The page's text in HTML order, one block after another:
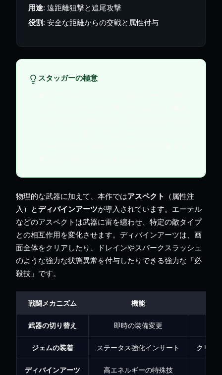
用途: 遠距離狙撃と追尾攻撃
役割: 安全な距離からの交戦と属性付与
スタッガーの極意
物理的な武器に加えて、本作ではアスペクト （属性注
入）とディバインアーツが導入されています。エーテル
などのアスペクトは武器に雷を纏わせ、特定の敵タイプ
との相互作用を変化させます。ディバインアーツは、画
面全体をクリアしたり、ドレインやスパークスラッシュ
のような強力な状態異常を付与したりできる強力な「必
殺技」です。
戦闘メカニズム 機能
武器の切り替え 即時の装備変更
ジェムの装着 ステータス強化インサート クリテ
ディバインアーツ 高エネルギーの特殊技